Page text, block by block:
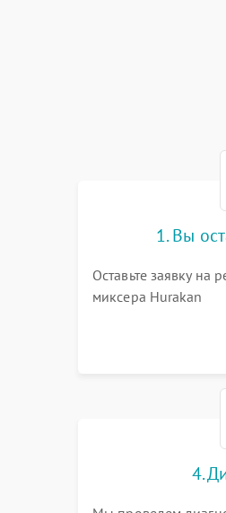
1. Вы
Оставьте заявку на
миксера Hurakan
4.